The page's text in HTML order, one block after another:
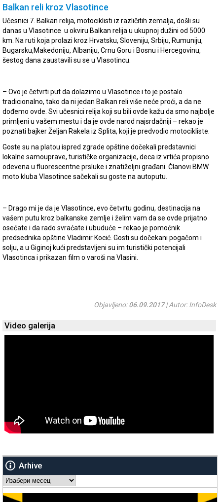
Balkan reli kroz Vlasotince
Učesnici 7. Balkan relija, motociklisti iz različitih zemalja, došli su
danas u Vlasotince u okviru Balkan relija u ukupnoj dužini od 5000
km. Na ruti koja prolazi kroz Hrvatsku, Sloveniju, Srbiju, Rumuniju,
Bugarsku,Makedoniju, Albaniju, Crnu Goru i Bosnu i Hercegovinu,
šestog dana zaustavili su se u Vlasotincu.
– Ovo je četvrti put da dolazimo u Vlasotince i to je postalo
tradicionalno, tako da ni jedan Balkan reli više neće proći, a da ne
dođemo ovde. Svi učesnici relija koji su bili ovde kažu da smo najbolje
primljeni u vašem mestu i da je ovde narod najsrdačniji – rekao je
poznati bajker Željan Rakela iz Splita, koji je predvodio motocikliste.
Goste su na platou ispred zgrade opštine dočekali predstavnici
lokalne samouprave, turističke organizacije, deca iz vrtića propisno
odevena u fluorescentne prsluke i znatiželjni građani. Članovi BMW
moto kluba Vlasotince sačekali su goste na autoputu.
– Drago mi je da je Vlasotince, evo četvrtu godinu, destinacija na
vašem putu kroz balkanske zemlje i želim vam da se ovde prijatno
osećate i da rado svraćate i ubuduće – rekao je pomoćnik
predsednika opštine Vladimir Kocić. Gosti su dočekani pogačom i
solju, a u Giginoj kući predstavljeni su im turistički potencijali
Vlasotinca i prikazan film o varoši na Vlasini.
Objavljeno:06.09.2017| Autor: InfoDesk
Video galerija
Arhive
Arhive